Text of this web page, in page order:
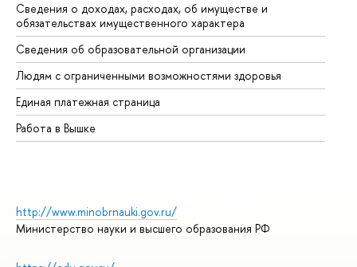
Сведения о доходах, расходах, об имуществе и
обязательствах имущественного характера
Сведения об образовательной организации
Людям с ограниченными возможностями здоровья
Единая платежная страница
Работа в Вышке
http://www.minobrnauki.gov.ru/
Министерство науки и высшего образования РФ